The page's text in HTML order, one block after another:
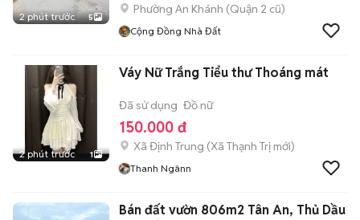
2 phút trước 5
Phường An Khánh (Quận 2 cũ)
Cộng Đồng Nhà Đất
2 phút trước 1
Váy Nữ Trắng Tiểu thư Thoáng mát
Đã sử dụng Đồ nữ
150.000 đ
Xã Định Trung (Xã Thạnh Trị mới)
Thanh Ngânn
Bán đất vườn 806m2 Tân An, Thủ Dầu